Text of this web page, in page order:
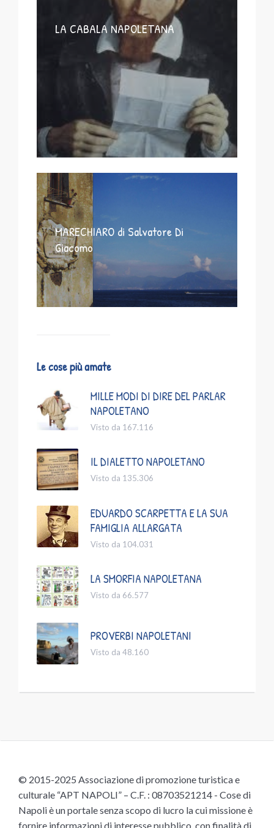
LA CABALA NAPOLETANA
MARECHIARO di Salvatore Di
Giacomo
Le cose più amate
MILLE MODI DI DIRE DEL PARLAR
NAPOLETANO
Visto da 167.116
IL DIALETTO NAPOLETANO
Visto da 135.306
EDUARDO SCARPETTA E LA SUA
FAMIGLIA ALLARGATA
Visto da 104.031
LA SMORFIA NAPOLETANA
Visto da 66.577
PROVERBI NAPOLETANI
Visto da 48.160
© 2015-2025 Associazione di promozione turistica e
culturale “APT NAPOLI” – C.F. : 08703521214 - Cose di
Napoli è un portale senza scopo di lucro la cui missione è
fornire informazioni di interesse pubblico, con finalità di